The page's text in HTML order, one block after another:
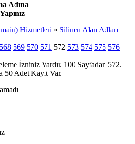
Adına
Hizmetleri » Silinen Alan Adları
568 569 570 571 572 573 574 575 576
İzniniz Vardır. 100 Sayfadan 572.
50 Adet Kayıt Var.